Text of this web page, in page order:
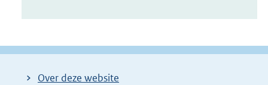
Over deze website